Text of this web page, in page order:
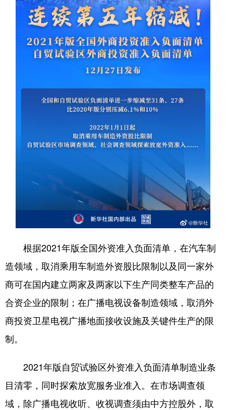
公益 一带一路 亚太网 上市公司
文化产业
天津 河北
浙江 安徽 福建
广东 广西 海南 重庆
贵州 云南 西藏
甘肃 青海 宁夏
新疆 内蒙古 黑龙江
多语种频道
English Español Français عربى
Русский язык 한국어
根据2021年版全国外资准入负面清单，在汽车制
造领域，取消乘用车制造外资股比限制以及同一家外
商可在国内建立两家及两家以下生产同类整车产品的
合资企业的限制；在广播电视设备制造领域，取消外
商投资卫星电视广播地面接收设施及关键件生产的限
制。
2021年版自贸试验区外资准入负面清单制造业条
目清零，同时探索放宽服务业准入。在市场调查领
域，除广播电视收听、收视调查须由中方控股外，取